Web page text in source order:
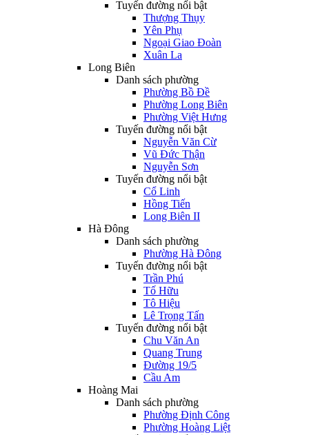
Tuyến đường nổi bật
Thượng Thụy
Yên Phụ
Ngoại Giao Đoàn
Xuân La
Long Biên
Danh sách phường
Phường Bồ Đề
Phường Long Biên
Phường Việt Hưng
Tuyến đường nổi bật
Nguyễn Văn Cừ
Vũ Đức Thận
Nguyễn Sơn
Tuyến đường nổi bật
Cổ Linh
Hồng Tiến
Long Biên II
Hà Đông
Danh sách phường
Phường Hà Đông
Tuyến đường nổi bật
Trần Phú
Tố Hữu
Tô Hiệu
Lê Trọng Tấn
Tuyến đường nổi bật
Chu Văn An
Quang Trung
Đường 19/5
Cầu Am
Hoàng Mai
Danh sách phường
Phường Định Công
Phường Hoàng Liệt